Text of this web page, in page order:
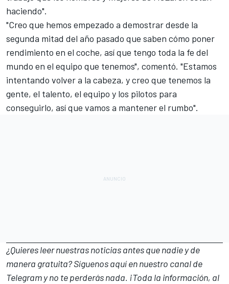
haciendo".
"Creo que hemos empezado a demostrar desde la
segunda mitad del año pasado que saben cómo poner
rendimiento en el coche, así que tengo toda la fe del
mundo en el equipo que tenemos", comentó. "Estamos
intentando volver a la cabeza, y creo que tenemos la
gente, el talento, el equipo y los pilotos para
conseguirlo, así que vamos a mantener el rumbo".
¿Quieres leer nuestras noticias antes que nadie y de
manera gratuita? Síguenosaquí en nuestro canal de
Telegramy no te perderás nada. ¡Toda la información, al